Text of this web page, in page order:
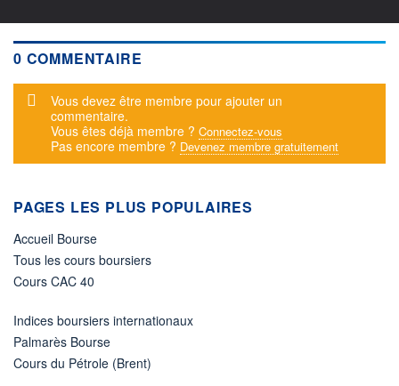
0 COMMENTAIRE
Message d'alerte
Vous devez être membre pour ajouter un
commentaire.
Vous êtes déjà membre ? Connectez-vous
Pas encore membre ? Devenez membre gratuitement
PAGES LES PLUS POPULAIRES
Accueil Bourse
Tous les cours boursiers
Cours CAC 40
Indices boursiers internationaux
Palmarès Bourse
Cours du Pétrole (Brent)